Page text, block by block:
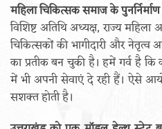
महिला चिकित्सक समाज के
विशिष्ट अतिथि अध्यक्ष, राज्य
चिकित्सकों की भागीदारी और
का प्रतीक बन चुकी है। हमें गर्व है
में भी अपनी सेवाएं दे रही हैं। ऐसे
सशक्त होती है।